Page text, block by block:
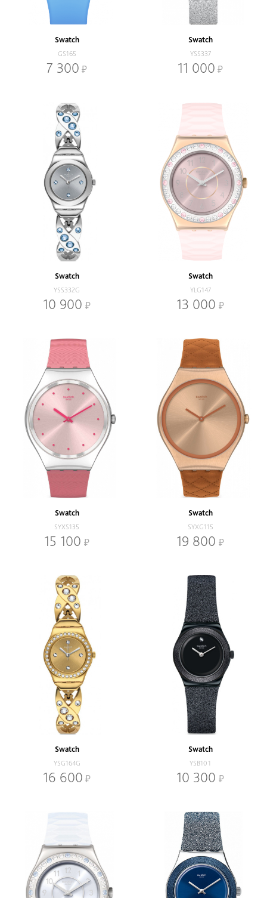
В наличии
Диаметр, мм
Swatch
GS165
7 300
Swatch
YSS337
11 000
Swatch
YSS332G
10 900
Swatch
YLG147
13 000
Swatch
SYXS135
15 100
Swatch
SYXG115
19 800
Swatch
YSG164G
16 600
Swatch
YSB101
10 300